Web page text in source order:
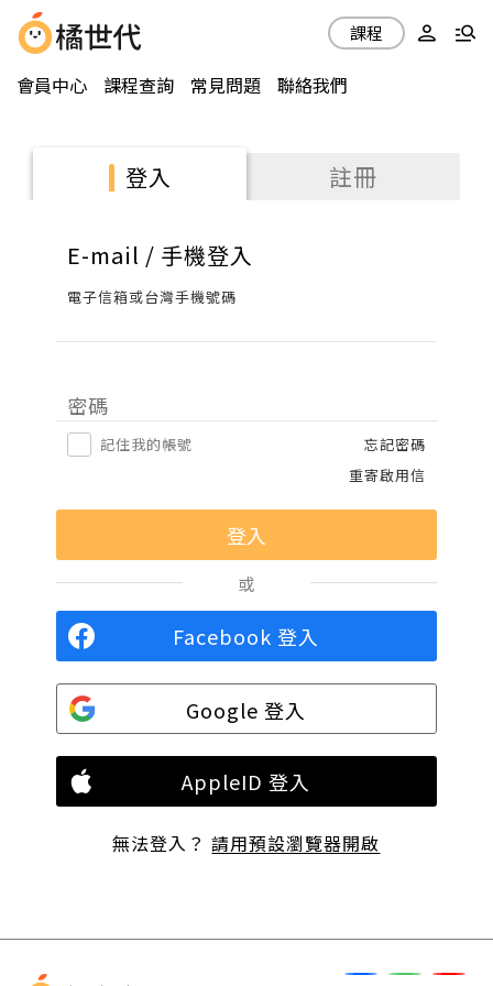
會員中心 課程查詢 常見問題 聯絡我們
課程
登入 註冊
E-mail / 手機登入
電子信箱或台灣手機號碼
密碼
記住我的帳號
忘記密碼
重寄啟用信
或
Facebook 登入
Google 登入
AppleID 登入
無法登入？請用預設瀏覽器開啟